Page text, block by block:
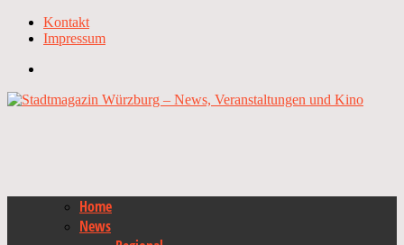
Kontakt
Impressum
Home
News